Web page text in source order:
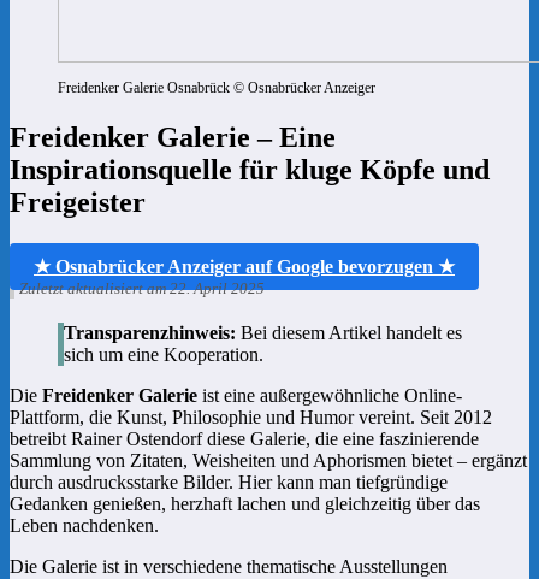
Freidenker Galerie Osnabrück © Osnabrücker Anzeiger
Freidenker Galerie – Eine
Inspirationsquelle für kluge Köpfe und
Freigeister
★ Osnabrücker Anzeiger auf Google bevorzugen ★
Zuletzt aktualisiert am 22. April 2025
Transparenzhinweis: Bei diesem Artikel handelt es
sich um eine Kooperation.
Die Freidenker Galerie ist eine außergewöhnliche Online-
Plattform, die Kunst, Philosophie und Humor vereint. Seit 2012
betreibt Rainer Ostendorf diese Galerie, die eine faszinierende
Sammlung von Zitaten, Weisheiten und Aphorismen bietet – ergänzt
durch ausdrucksstarke Bilder. Hier kann man tiefgründige
Gedanken genießen, herzhaft lachen und gleichzeitig über das
Leben nachdenken.
Die Galerie ist in verschiedene thematische Ausstellungen